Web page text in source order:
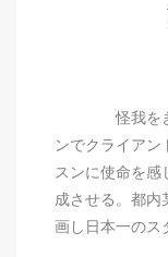
怪我をきっ
ンでクライアン
スンに使命を
成させる。都内
画し日本一のス